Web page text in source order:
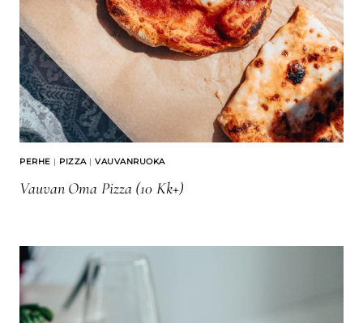
PERHE | PIZZA| VAUVANRUOKA
Vauvan Oma Pizza (10 Kk+)